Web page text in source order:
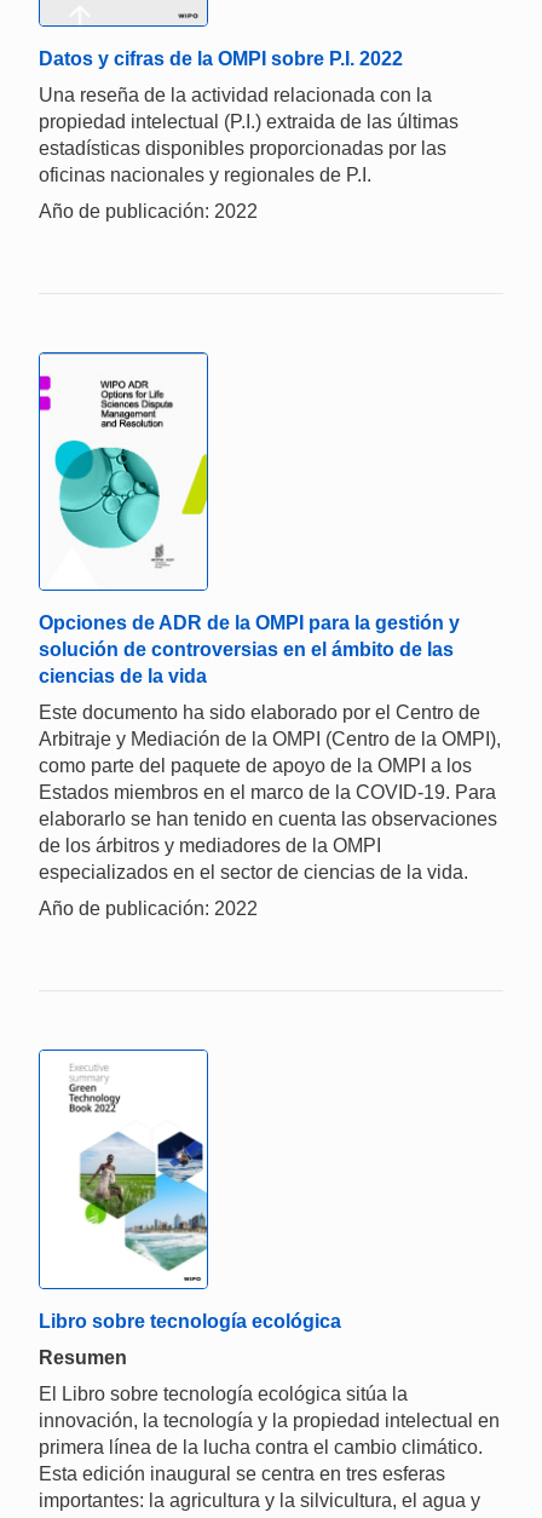
Datos y cifras de la OMPI sobre P.I. 2022
Una reseña de la actividad relacionada con la
propiedad intelectual (P.I.) extraida de las últimas
estadísticas disponibles proporcionadas por las
oficinas nacionales y regionales de P.I.
Año de publicación: 2022
Opciones de ADR de la OMPI para la gestión y
solución de controversias en el ámbito de las
ciencias de la vida
Este documento ha sido elaborado por el Centro de
Arbitraje y Mediación de la OMPI (Centro de la OMPI),
como parte del paquete de apoyo de la OMPI a los
Estados miembros en el marco de la COVID-19. Para
elaborarlo se han tenido en cuenta las observaciones
de los árbitros y mediadores de la OMPI
especializados en el sector de ciencias de la vida.
Año de publicación: 2022
Libro sobre tecnología ecológica
Resumen
El Libro sobre tecnología ecológica sitúa la
innovación, la tecnología y la propiedad intelectual en
primera línea de la lucha contra el cambio climático.
Esta edición inaugural se centra en tres esferas
importantes: la agricultura y la silvicultura, el agua y